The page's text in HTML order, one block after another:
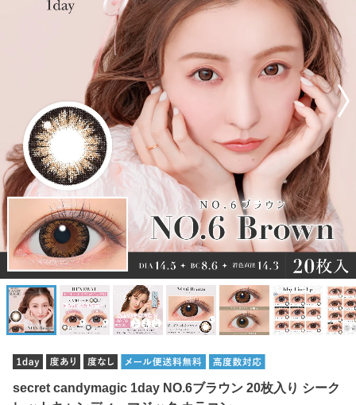
secret candymagic 1day NO.6ブラウン 20枚入り シーク